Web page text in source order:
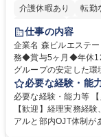
介護休暇あり
転勤
経験者歓迎
完全週休2日制
交
仕事の内容
企業名 森ビルエステートサービス株
務◆賞与5ヶ月◆年休120日◆
グループの安定した
をお任せします。 労
度改定などのコア業務に
理、給与計算、社会
き、社内規定の改定や
必要な経験・能
必要な経験・能力等
【歓迎】経理実務経
アルと部内OJT体制が